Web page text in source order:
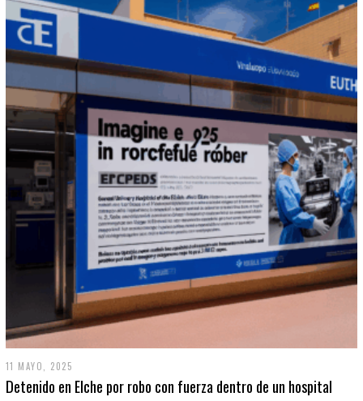
11 MAYO, 2025
Detenido en Elche por robo con fuerza dentro de un hospital